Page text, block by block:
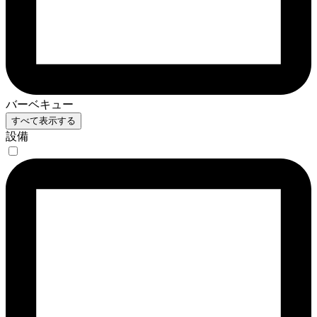
バーベキュー
すべて表示する
設備